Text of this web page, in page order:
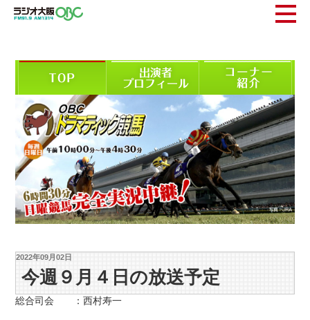
2022年09月02日
今週９月４日の放送予定
総合司会 ：西村寿一